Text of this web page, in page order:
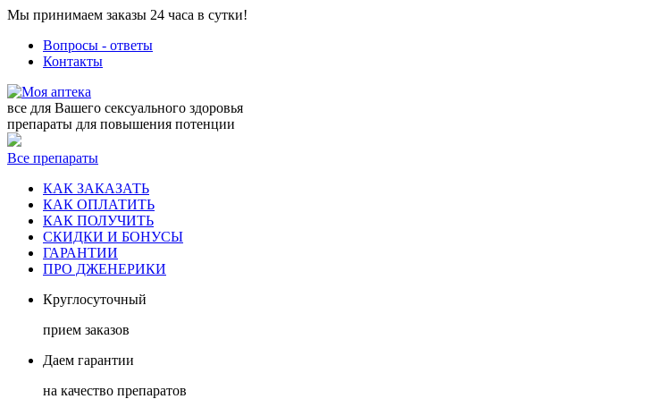
Мы принимаем заказы 24 часа в сутки!
Вопросы - ответы
Контакты
все для Вашего сексуального здоровья
препараты для повышения потенции
Все препараты
КАК ЗАКАЗАТЬ
КАК ОПЛАТИТЬ
КАК ПОЛУЧИТЬ
СКИДКИ И БОНУСЫ
ГАРАНТИИ
ПРО ДЖЕНЕРИКИ
Круглосуточный
прием заказов
Даем гарантии
на качество препаратов